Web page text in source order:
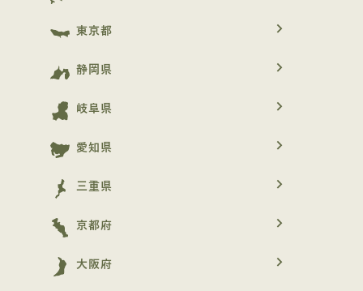
東京都 navigate_next
静岡県 navigate_next
岐阜県 navigate_next
愛知県 navigate_next
三重県 navigate_next
京都府 navigate_next
大阪府 navigate_next